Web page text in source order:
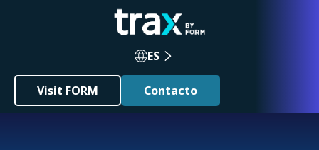
ES
Visit FORM Contacto